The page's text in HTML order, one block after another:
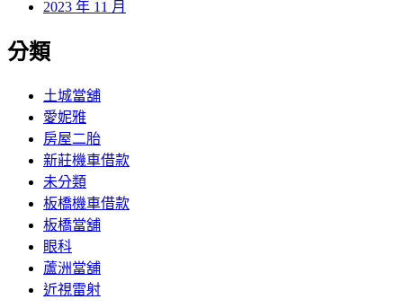
2023 年 11 月
分類
土城當舖
愛妮雅
房屋二胎
新莊機車借款
未分類
板橋機車借款
板橋當舖
眼科
蘆洲當舖
近視雷射